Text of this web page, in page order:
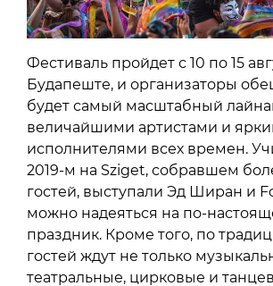
Фестиваль пройдет с 10 по 15
Будапеште, и организаторы
будет самый масштабный
величайшими артистами и
исполнителями всех времен.
2019-м на Sziget, собравшем
гостей, выступали Эд Ширан и
можно надеяться на по-
праздник. Кроме того, по
гостей ждут не только
театральные, цирковые и